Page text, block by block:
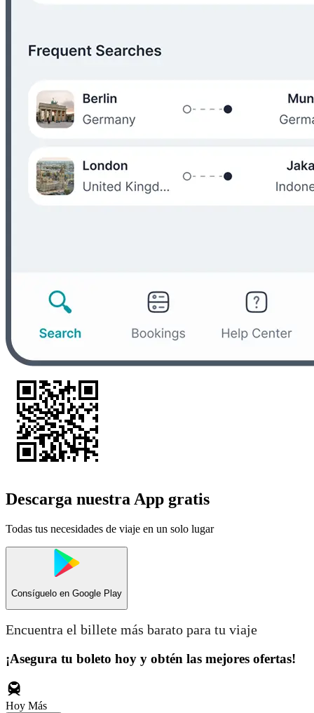
Descarga nuestra App gratis
Todas tus necesidades de viaje en un solo lugar
Consíguelo en Google Play
Encuentra el billete más barato para tu viaje
¡Asegura tu boleto hoy y obtén las mejores ofertas!
Hoy Más